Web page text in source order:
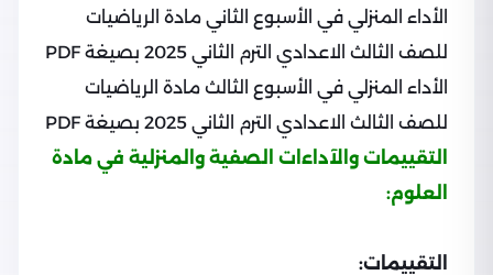
الأداء المنزلي في الأسبوع الثاني مادة الرياضيات
للصف الثالث الاعدادي الترم الثاني 2025 بصيغة PDF
الأداء المنزلي في الأسبوع الثالث مادة الرياضيات
للصف الثالث الاعدادي الترم الثاني 2025 بصيغة PDF
التقييمات والآداءات الصفية والمنزلية في مادة
العلوم:
التقييمات: